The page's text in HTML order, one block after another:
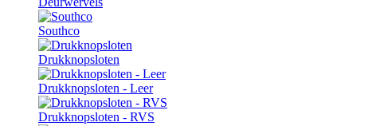
Southco
Drukknopsloten
Drukknopsloten - Leer
Drukknopsloten - RVS